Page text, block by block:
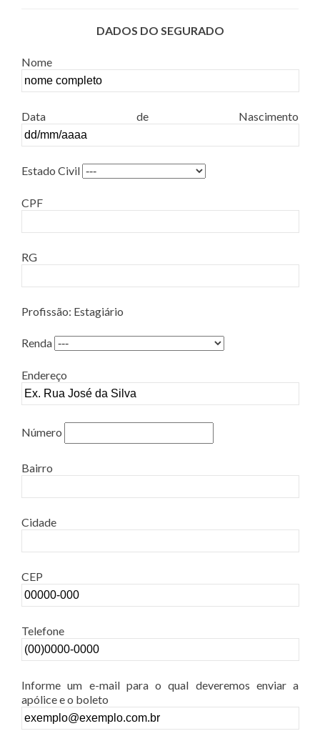
DADOS DO SEGURADO
Nome
Data de Nascimento
Estado Civil
CPF
RG
Profissão: Estagiário
Renda
Endereço
Número
Bairro
Cidade
CEP
Telefone
Informe um e-mail para o qual deveremos enviar a
apólice e o boleto